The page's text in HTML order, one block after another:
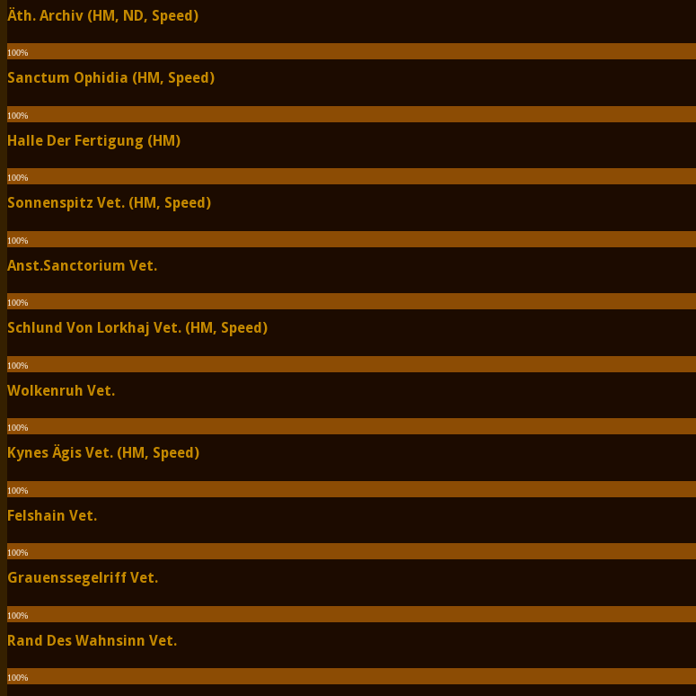
Äth. Archiv (HM, ND, Speed)
100%
Sanctum Ophidia (HM, Speed)
100%
Halle Der Fertigung (HM)
100%
Sonnenspitz Vet. (HM, Speed)
100%
Anst.Sanctorium Vet.
100%
Schlund Von Lorkhaj Vet. (HM, Speed)
100%
Wolkenruh Vet.
100%
Kynes Ägis Vet. (HM, Speed)
100%
Felshain Vet.
100%
Grauenssegelriff Vet.
100%
Rand Des Wahnsinn Vet.
100%